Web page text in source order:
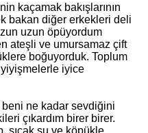
kaçamak bakışlarının
bakan diğer erkekleri deli
uzun öpüyordum
ateşli ve umursamaz çift
boğuyorduk. Toplum
yiyişmelerle iyice
beni ne kadar sevdiğini
çıkardım birer birer.
sıcak su ve köpükle